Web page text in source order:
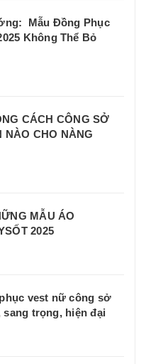
Mẫu Đồng Phục
Không Thể Bỏ
CÁCH CÔNG SỞ
NÀO CHO NÀNG
MẪU ÁO
2025
vest nữ công sở
sang trọng, hiện đại